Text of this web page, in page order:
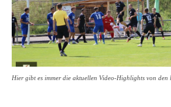
Hier gibt es immer die aktuellen Video-Highlights von den